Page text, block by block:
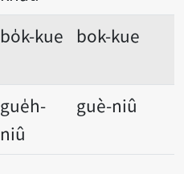
bo̍k-kue bok-kue
gue̍h-
niû
guè-niû